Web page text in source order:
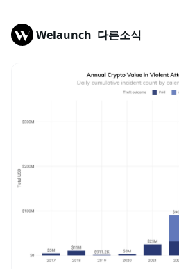
Welaunch 다른소식